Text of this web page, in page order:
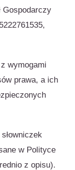
Gospodarczy
wymogami
prawa, a ich
w Polityce
z opisu).